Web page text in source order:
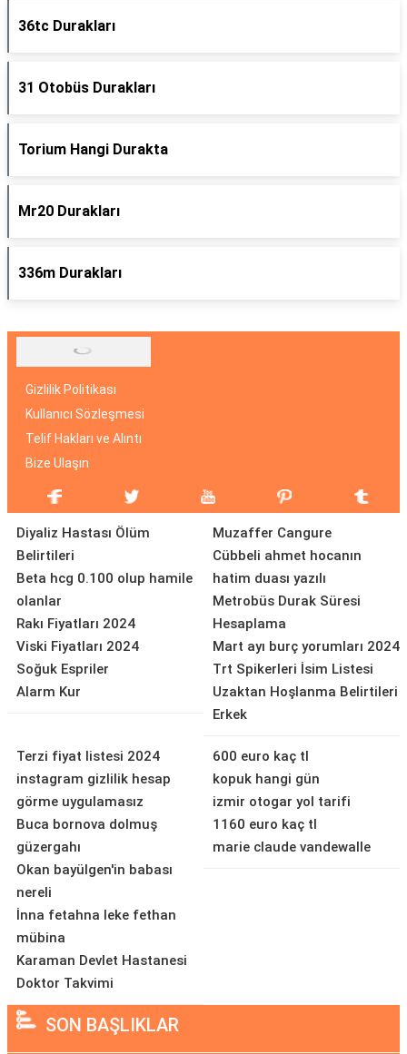
36tc Durakları
31 Otobüs Durakları
Torium Hangi Durakta
Mr20 Durakları
336m Durakları
Gizlilik Politikası
Kullanıcı Sözleşmesi
Telif Hakları ve Alıntı
Bize Ulaşın
Diyaliz Hastası Ölüm
Belirtileri
Beta hcg 0.100 olup hamile
olanlar
Rakı Fiyatları 2024
Viski Fiyatları 2024
Soğuk Espriler
Alarm Kur
Muzaffer Cangure
Cübbeli ahmet hocanın
hatim duası yazılı
Metrobüs Durak Süresi
Hesaplama
Mart ayı burç yorumları 2024
Trt Spikerleri İsim Listesi
Uzaktan Hoşlanma Belirtileri
Erkek
Terzi fiyat listesi 2024
instagram gizlilik hesap
görme uygulamasız
Buca bornova dolmuş
güzergahı
Okan bayülgen'in babası
nereli
İnna fetahna leke fethan
mübina
Karaman Devlet Hastanesi
Doktor Takvimi
600 euro kaç tl
kopuk hangi gün
izmir otogar yol tarifi
1160 euro kaç tl
marie claude vandewalle
SON BAŞLIKLAR